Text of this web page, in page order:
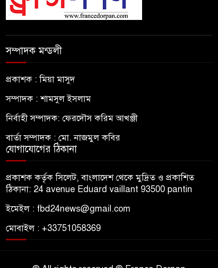
সম্পাদক মন্ডলী
প্রকাশক : মিয়া মাসুদ
সম্পাদক : শামসুল ইসলাম
নির্বাহী সম্পাদক: ফেরদৌস করিম আখঞ্জী
বার্তা সম্পাদক : মো. নাজমুল কবির
যোগাযোগের ঠিকানা
প্রকাশক কর্তৃক সিলেট, বাংলাদেশ থেকে মুদ্রিত ও প্রকাশিত
ঠিকানা: 24 avenue Eduard vaillant 93500 pantin
ইমেইল : fbd24news@gmail.com
মোবাইল : +33751058369